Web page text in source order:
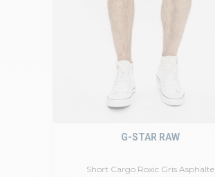
Short Cargo Roxic Gris Asphalte
G-STAR RAW